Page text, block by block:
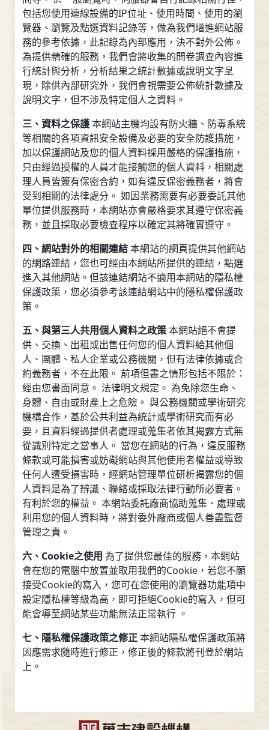
包括您使用連線設備的IP位址、使用時間、使用的瀏
覽器、瀏覽及點選資料記錄等，做為我們增進網站服
務的參考依據，此記錄為內部應用，決不對外公佈。
為提供精確的服務，我們會將收集的問卷調查內容進
行統計與分析，分析結果之統計數據或說明文字呈
現，除供內部研究外，我們會視需要公佈統計數據及
說明文字，但不涉及特定個人之資料。
三、資料之保護本網站主機均設有防火牆、防毒系統
等相關的各項資訊安全設備及必要的安全防護措施，
加以保護網站及您的個人資料採用嚴格的保護措施，
只由經過授權的人員才能接觸您的個人資料，相關處
理人員皆簽有保密合約，如有違反保密義務者，將會
受到相關的法律處分。 如因業務需要有必要委託其他
單位提供服務時，本網站亦會嚴格要求其遵守保密義
務，並且採取必要檢查程序以確定其將確實遵守。
四、網站對外的相關連結本網站的網頁提供其他網站
的網路連結，您也可經由本網站所提供的連結，點選
進入其他網站。但該連結網站不適用本網站的隱私權
保護政策，您必須參考該連結網站中的隱私權保護政
策。
五、與第三人共用個人資料之政策本網站絕不會提
供、交換、出租或出售任何您的個人資料給其他個
人、團體、私人企業或公務機關，但有法律依據或合
約義務者，不在此限。 前項但書之情形包括不限於：
經由您書面同意。 法律明文規定。 為免除您生命、
身體、自由或財產上之危險。 與公務機關或學術研究
機構合作，基於公共利益為統計或學術研究而有必
要，且資料經過提供者處理或蒐集者依其揭露方式無
從識別特定之當事人。 當您在網站的行為，違反服務
條款或可能損害或妨礙網站與其他使用者權益或導致
任何人遭受損害時，經網站管理單位研析揭露您的個
人資料是為了辨識、聯絡或採取法律行動所必要者。
有利於您的權益。 本網站委託廠商協助蒐集、處理或
利用您的個人資料時，將對委外廠商或個人善盡監督
管理之責。
六、Cookie之使用 為了提供您最佳的服務，本網站
會在您的電腦中放置並取用我們的Cookie，若您不願
接受Cookie的寫入，您可在您使用的瀏覽器功能項中
設定隱私權等級為高，即可拒絕Cookie的寫入，但可
能會導至網站某些功能無法正常執行 。
七、隱私權保護政策之修正本網站隱私權保護政策將
因應需求隨時進行修正，修正後的條款將刊登於網站
上。